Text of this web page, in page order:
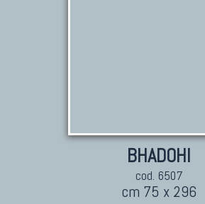
BHADOHI
cod. 6507
cm 75 x 296